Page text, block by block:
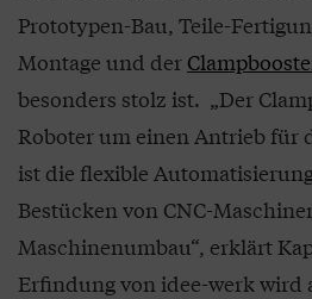
Prototypen-Bau, Teile-
Montage und der
besonders stolz ist. „Der
Roboter um einen Antrieb für
ist die flexible
Bestücken von CNC-
Maschinenumbau“, erklärt
Erfindung von idee-werk wird